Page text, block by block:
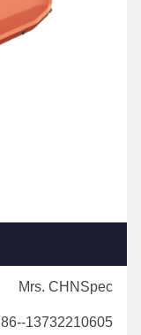
Mrs. CHNSpec
86--13732210605